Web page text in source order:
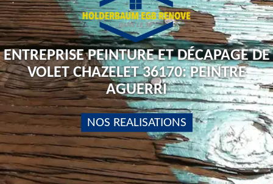
ENTREPRISE PEINTURE ET DÉCAPAGE DE
VOLET CHAZELET 36170: PEINTRE
AGUERRI
NOS REALISATIONS